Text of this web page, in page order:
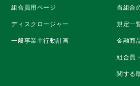
組合員用ページ
ディスクロージャー
一般事業主行動計画
当組合
規定一
金融商
組合員
関する